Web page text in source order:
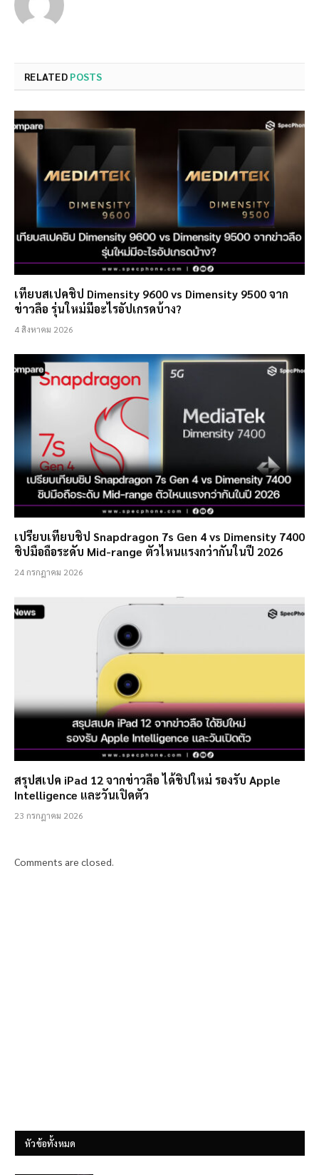
RELATED POSTS
เทียบสเปคชิป Dimensity 9600 vs Dimensity 9500 จาก
ข่าวลือ รุ่นใหม่มีอะไรอัปเกรดบ้าง?
4 สิงหาคม 2026
เปรียบเทียบชิป Snapdragon 7s Gen 4 vs Dimensity 7400
ชิปมือถือระดับ Mid-range ตัวไหนแรงกว่ากันในปี 2026
24 กรกฎาคม 2026
สรุปสเปค iPad 12 จากข่าวลือ ได้ชิปใหม่ รองรับ Apple
Intelligence และวันเปิดตัว
23 กรกฎาคม 2026
Comments are closed.
หัวข้อทั้งหมด